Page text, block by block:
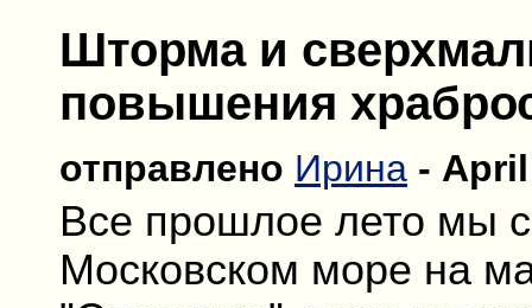
Шторма и
повышения
отправлено Ирина -
Все прошлое лето мы
Московском море на